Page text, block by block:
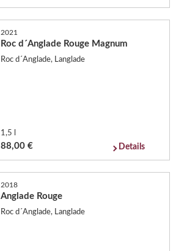
2021
Roc d´Anglade Rouge Magnum
Roc d´Anglade, Langlade
1,5 l
88,00 € Details
2018
Anglade Rouge
Roc d´Anglade, Langlade